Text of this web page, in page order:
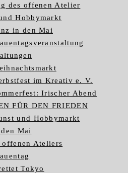
des offenen Atelier
Hobbymarkt
in den Mai
im Kreativ e. V.
Irischer Abend
FÜR DEN FRIEDEN
und Hobbymarkt
Mai
offenen Ateliers
Tokyo